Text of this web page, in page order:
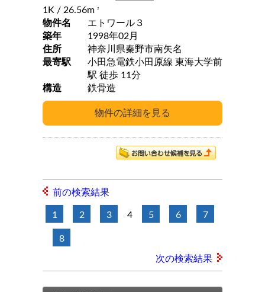
1K / 26.56m 2
物件名
エトワール３
築年
1998年02月
住所
神奈川県秦野市南矢名
最寄駅
小田急電鉄小田原線 東海大学前
駅 徒歩 11分
構造
鉄骨造
前の検索結果
1 2 3 4 5 6 7
8
次の検索結果